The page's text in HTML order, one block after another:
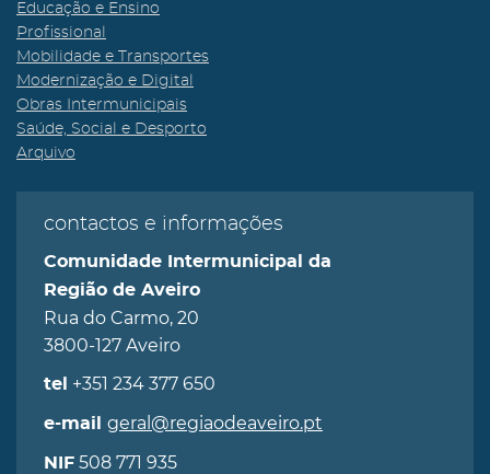
Educação e Ensino
Profissional
Mobilidade e Transportes
Modernização e Digital
Obras Intermunicipais
Saúde, Social e Desporto
Arquivo
contactos e informações
Comunidade Intermunicipal da
Região de Aveiro
Rua do Carmo, 20
3800-127 Aveiro
tel +351 234 377 650
e-mail geral@regiaodeaveiro.pt
NIF 508 771 935